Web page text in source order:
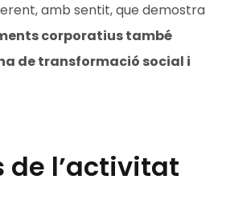
amb sentit, que demostra
corporatius també
de transformació social i
de l’activitat